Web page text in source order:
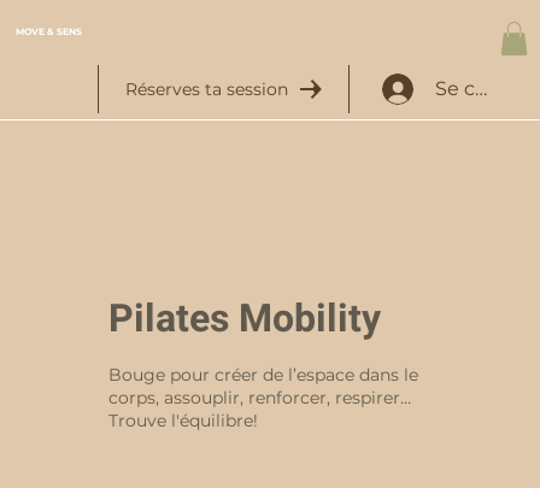
MOVE & SENS
Réserves ta session Se
Pilates Mobility
Bouge pour créer de l’espace dans le
corps, assouplir, renforcer, respirer…
Trouve l'équilibre!